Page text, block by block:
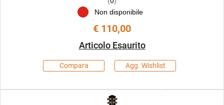
Non disponibile
€ 110,00
Articolo Esaurito
Compara Agg. Wishlist